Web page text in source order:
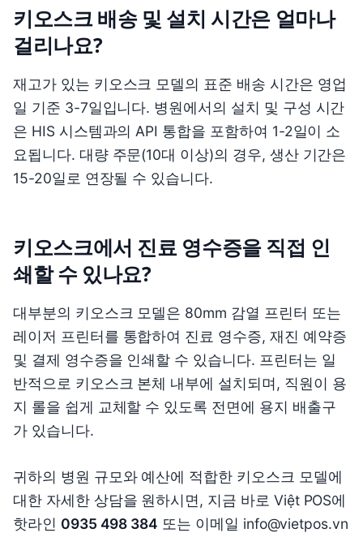
키오스크 배송 및 설치 시간은 얼마나
걸리나요?
재고가 있는 키오스크 모델의 표준 배송 시간은 영업
일 기준 3-7일입니다. 병원에서의 설치 및 구성 시간
은 HIS 시스템과의 API 통합을 포함하여 1-2일이 소
요됩니다. 대량 주문(10대 이상)의 경우, 생산 기간은
15-20일로 연장될 수 있습니다.
키오스크에서 진료 영수증을 직접 인
쇄할 수 있나요?
대부분의 키오스크 모델은 80mm 감열 프린터 또는
레이저 프린터를 통합하여 진료 영수증, 재진 예약증
및 결제 영수증을 인쇄할 수 있습니다. 프린터는 일
반적으로 키오스크 본체 내부에 설치되며, 직원이 용
지 롤을 쉽게 교체할 수 있도록 전면에 용지 배출구
가 있습니다.
귀하의 병원 규모와 예산에 적합한 키오스크 모델에
대한 자세한 상담을 원하시면, 지금 바로 Việt POS에
핫라인 0935 498 384 또는 이메일 info@vietpos.vn